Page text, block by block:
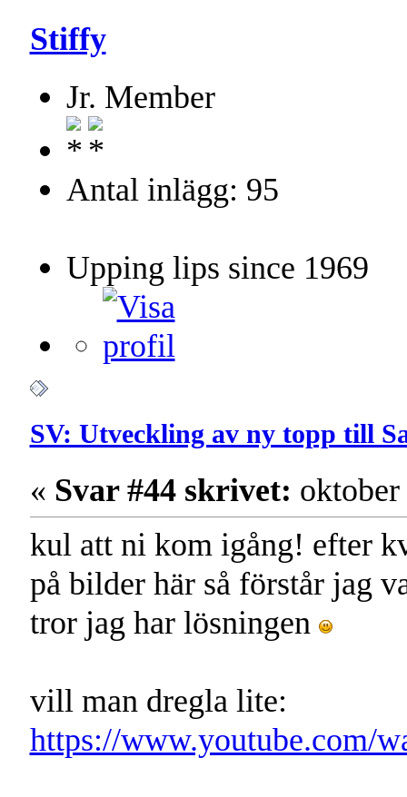
Stiffy
Jr. Member
Antal inlägg: 95
Upping lips since 1969
SV: Utveckling av ny topp till
« Svar #44 skrivet:
kul att ni kom igång! efter
på bilder här så förstår jag
tror jag har lösningen
vill man dregla lite:
https://www.youtube.com/